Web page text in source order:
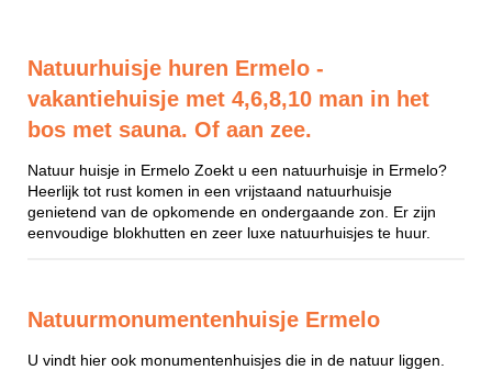
Natuurhuisje huren Ermelo -
vakantiehuisje met 4,6,8,10 man in het
bos met sauna. Of aan zee.
Natuur huisje in Ermelo Zoekt u een natuurhuisje in Ermelo?
Heerlijk tot rust komen in een vrijstaand natuurhuisje
genietend van de opkomende en ondergaande zon. Er zijn
eenvoudige blokhutten en zeer luxe natuurhuisjes te huur.
Natuurmonumentenhuisje Ermelo
U vindt hier ook monumentenhuisjes die in de natuur liggen.